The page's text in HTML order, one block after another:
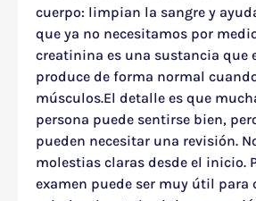
cuerpo: limpian la sangre y
que ya no necesitamos por
creatinina es una sustancia que
produce de forma normal
músculos.El detalle es que
persona puede sentirse bien,
pueden necesitar una revisión.
molestias claras desde el inicio.
examen puede ser muy útil para